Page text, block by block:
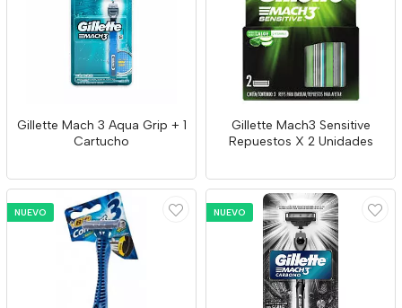
Gillette Mach 3 Aqua Grip + 1
Cartucho
Gillette Mach3 Sensitive
Repuestos X 2 Unidades
NUEVO NUEVO